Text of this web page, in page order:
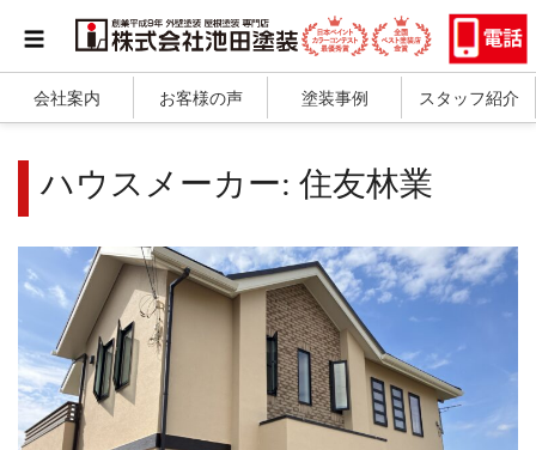
会社案内 お客様の声 塗装事例 スタッフ紹介
ハウスメーカー: 住友林業